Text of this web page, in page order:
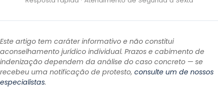
Este artigo tem caráter informativo e não constitui
aconselhamento jurídico individual. Prazos e cabimento de
indenização dependem da análise do caso concreto — se
recebeu uma notificação de protesto, consulte um de nossos
especialistas.